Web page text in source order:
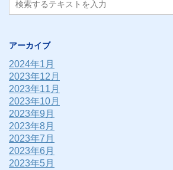
アーカイブ
2024年1月
2023年12月
2023年11月
2023年10月
2023年9月
2023年8月
2023年7月
2023年6月
2023年5月